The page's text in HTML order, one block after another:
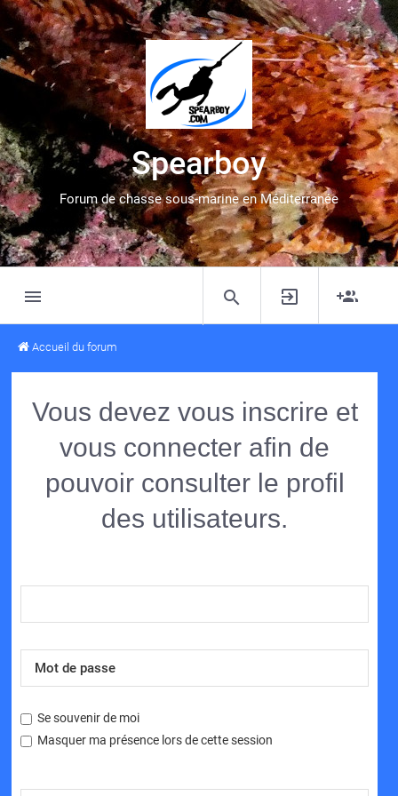
Spearboy
Forum de chasse sous-marine en Méditerranée
Accueil du forum
Vous devez vous inscrire et
vous connecter afin de
pouvoir consulter le profil
des utilisateurs.
Se souvenir de moi
Masquer ma présence lors de cette session